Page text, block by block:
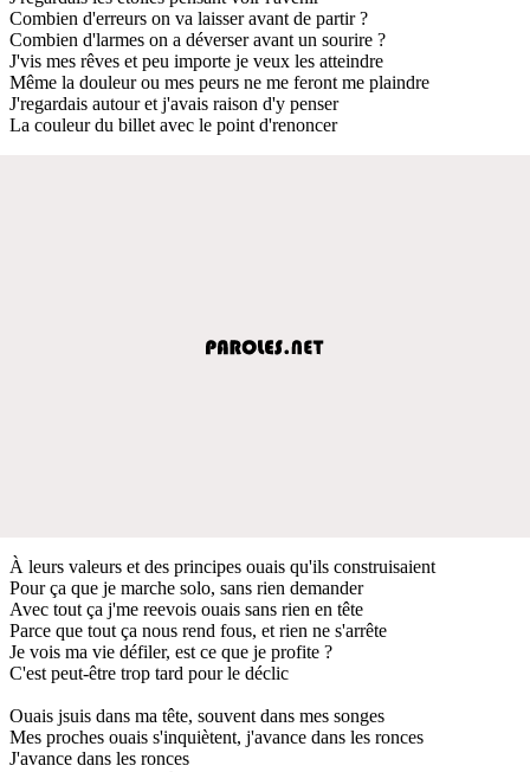
Combien d'erreurs on va laisser avant de partir ?
Combien d'larmes on a déverser avant un sourire ?
J'vis mes rêves et peu importe je veux les atteindre
Même la douleur ou mes peurs ne me feront me plaindre
J'regardais autour et j'avais raison d'y penser
La couleur du billet avec le point d'renoncer
À leurs valeurs et des principes ouais qu'ils construisaient
Pour ça que je marche solo, sans rien demander
Avec tout ça j'me reevois ouais sans rien en tête
Parce que tout ça nous rend fous, et rien ne s'arrête
Je vois ma vie défiler, est ce que je profite ?
C'est peut-être trop tard pour le déclic
Ouais jsuis dans ma tête, souvent dans mes songes
Mes proches ouais s'inquiètent, j'avance dans les ronces
J'avance dans les ronces